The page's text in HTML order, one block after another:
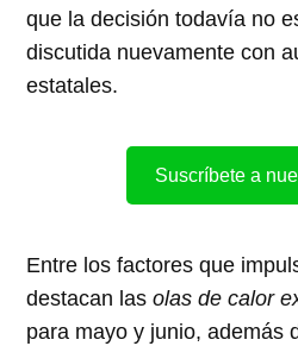
que la decisión todavía no
discutida nuevamente con
estatales.
Suscríbete a
Entre los factores que
destacan lasolas de calor
para mayo y junio, además